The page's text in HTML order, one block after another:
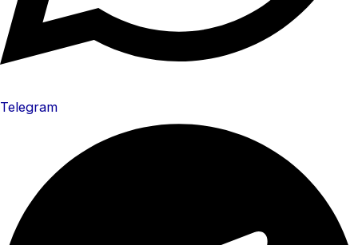
Telegram